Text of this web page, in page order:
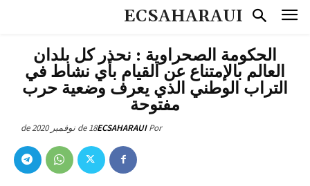
ECSAHARAUI
الحكومة الصحراوية : نحذر كل بلدان
العالم بالإمتناع عن القيام بأي نشاط في
التراب الوطني الذي يعرف وضعية ‫حرب‬
مفتوحة
Por
ECSAHARAUI18 de نوفمبر de 2020